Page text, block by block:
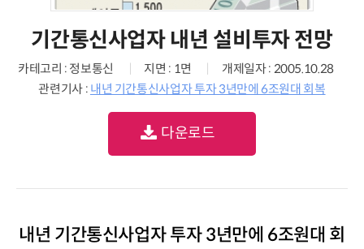
기간통신사업자 내년 설비투자 전망
카테고리 : 정보통신 지면 : 1면
개제일자 : 2005.10.28
관련기사 : 내년 기간통신사업자 투자 3년만에 6조원대 회복
다운로드
내년 기간통신사업자 투자 3년만에 6조원대 회